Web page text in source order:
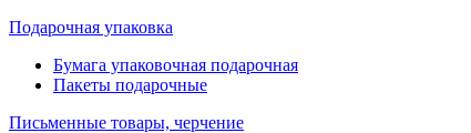
Подарочная упаковка
Бумага упаковочная подарочная
Пакеты подарочные
Письменные товары, черчение